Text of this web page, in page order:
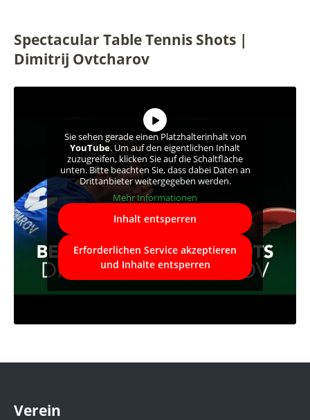
Spectacular Table Tennis Shots |
Dimitrij Ovtcharov
Sie sehen gerade einen Platzhalterinhalt von
YouTube. Um auf den eigentlichen Inhalt
zuzugreifen, klicken Sie auf die Schaltfläche
unten. Bitte beachten Sie, dass dabei Daten an
Drittanbieter weitergegeben werden.
Mehr Informationen
Inhalt entsperren
Erforderlichen Service akzeptieren
und Inhalte entsperren
Verein